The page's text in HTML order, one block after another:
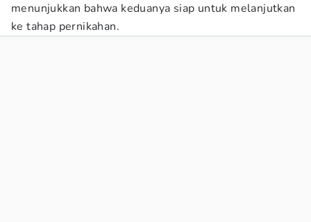
menunjukkan bahwa keduanya siap untuk melanjutkan
ke tahap pernikahan.